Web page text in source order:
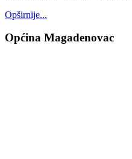
Opširnije...
Općina Magadenovac